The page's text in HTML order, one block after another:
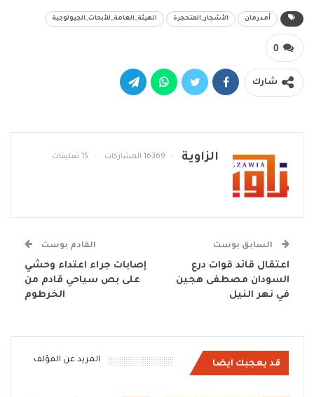
أمدرمان الأشجار_المتحجرة الهيئة_العامة_للأبحاث_الجيولوجية
0
شارك
الزاوية 16369 المشاركات 15 تعليقات
السابق بوست
اعتقال قائد قوات درع
السودان مصطفى هجين
في نهر النيل
القادم بوست
إصابات جراء اعتداء وحشي
على بص سياحي قادم من
الخرطوم
قد يعجبك ايضا المزيد عن المؤلف